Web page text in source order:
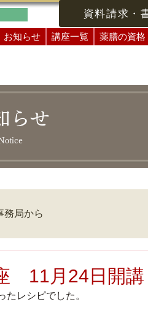
資料請求・
お知らせ 講座一覧 薬膳の資格
らせ
務局から
11月24日開講
レシピでした。